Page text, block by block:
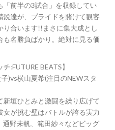
「前半の3試合」を収録してい
鋭達が、プライドを賭けて観客
合います!!まさに集大成とし
名勝負ばかり。絶対に見る価
:FUTURE BEATS】
)vs横山夏希(注目のNEWスタ
垣ひとみと激闘を繰り広げて
が挑む壁はバトルが誇る実力
野未帆、範田紗々などビッグ